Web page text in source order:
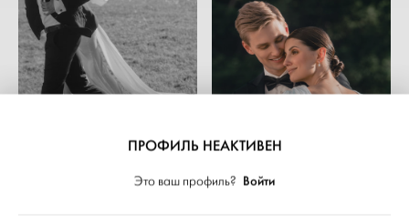
ПРОФИЛЬ НЕАКТИВЕН
Это ваш профиль? Войти